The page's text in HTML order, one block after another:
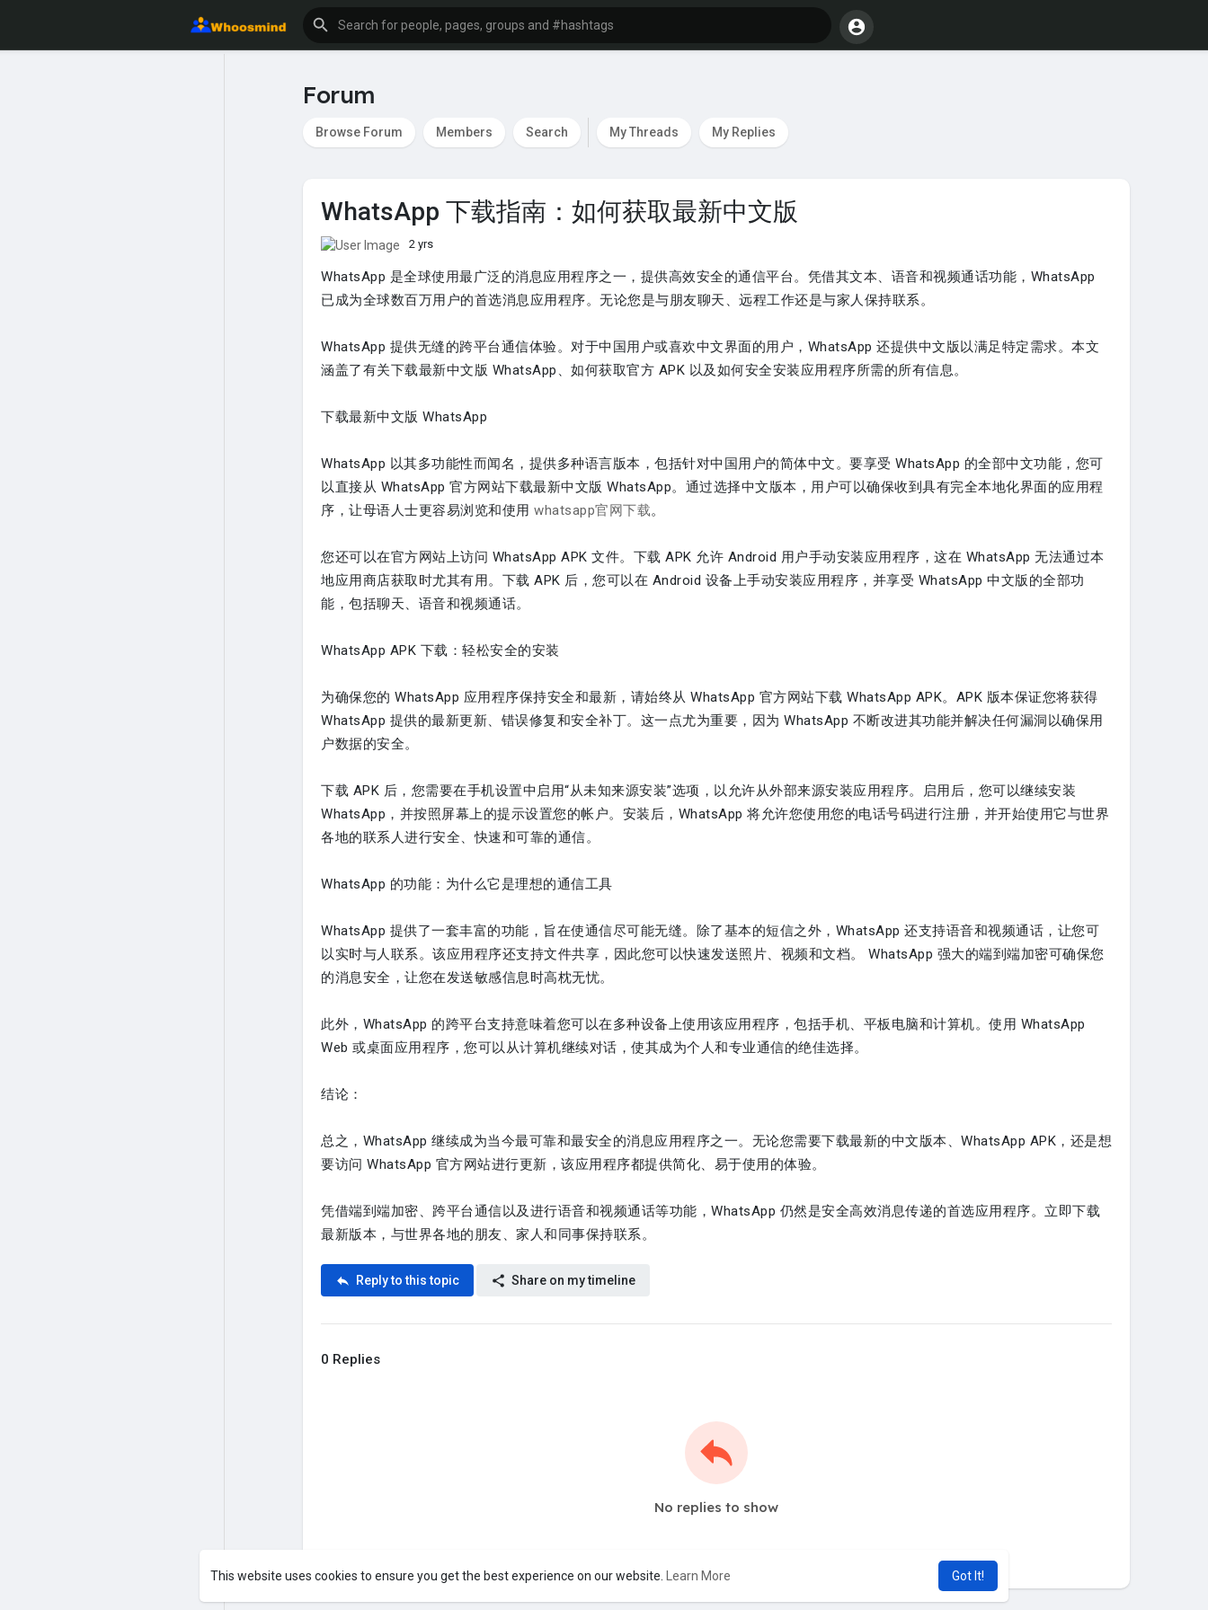
This website uses cookies to ensure you get the best experience on our website. Learn More Got It!
Forum
Browse Forum Members Search My Threads My Replies
WhatsApp 下载指南：如何获取最新中文版
2 yrs
WhatsApp 是全球使用最广泛的消息应用程序之一，提供高效安全的通信平台。凭借其文本、语音和视频通话功能，WhatsApp
已成为全球数百万用户的首选消息应用程序。无论您是与朋友聊天、远程工作还是与家人保持联系。
WhatsApp 提供无缝的跨平台通信体验。对于中国用户或喜欢中文界面的用户，WhatsApp 还提供中文版以满足特定需求。本文
涵盖了有关下载最新中文版 WhatsApp、如何获取官方 APK 以及如何安全安装应用程序所需的所有信息。
下载最新中文版 WhatsApp
WhatsApp 以其多功能性而闻名，提供多种语言版本，包括针对中国用户的简体中文。要享受 WhatsApp 的全部中文功能，您可
以直接从 WhatsApp 官方网站下载最新中文版 WhatsApp。通过选择中文版本，用户可以确保收到具有完全本地化界面的应用程
序，让母语人士更容易浏览和使用 whatsapp官网下载。
您还可以在官方网站上访问 WhatsApp APK 文件。下载 APK 允许 Android 用户手动安装应用程序，这在 WhatsApp 无法通过本
地应用商店获取时尤其有用。下载 APK 后，您可以在 Android 设备上手动安装应用程序，并享受 WhatsApp 中文版的全部功
能，包括聊天、语音和视频通话。
WhatsApp APK 下载：轻松安全的安装
为确保您的 WhatsApp 应用程序保持安全和最新，请始终从 WhatsApp 官方网站下载 WhatsApp APK。APK 版本保证您将获得
WhatsApp 提供的最新更新、错误修复和安全补丁。这一点尤为重要，因为 WhatsApp 不断改进其功能并解决任何漏洞以确保用
户数据的安全。
下载 APK 后，您需要在手机设置中启用“从未知来源安装”选项，以允许从外部来源安装应用程序。启用后，您可以继续安装
WhatsApp，并按照屏幕上的提示设置您的帐户。安装后，WhatsApp 将允许您使用您的电话号码进行注册，并开始使用它与世界
各地的联系人进行安全、快速和可靠的通信。
WhatsApp 的功能：为什么它是理想的通信工具
WhatsApp 提供了一套丰富的功能，旨在使通信尽可能无缝。除了基本的短信之外，WhatsApp 还支持语音和视频通话，让您可
以实时与人联系。该应用程序还支持文件共享，因此您可以快速发送照片、视频和文档。 WhatsApp 强大的端到端加密可确保您
的消息安全，让您在发送敏感信息时高枕无忧。
此外，WhatsApp 的跨平台支持意味着您可以在多种设备上使用该应用程序，包括手机、平板电脑和计算机。使用 WhatsApp
Web 或桌面应用程序，您可以从计算机继续对话，使其成为个人和专业通信的绝佳选择。
结论：
总之，WhatsApp 继续成为当今最可靠和最安全的消息应用程序之一。无论您需要下载最新的中文版本、WhatsApp APK，还是想
要访问 WhatsApp 官方网站进行更新，该应用程序都提供简化、易于使用的体验。
凭借端到端加密、跨平台通信以及进行语音和视频通话等功能，WhatsApp 仍然是安全高效消息传递的首选应用程序。立即下载
最新版本，与世界各地的朋友、家人和同事保持联系。
Reply to this topic Share on my timeline
0 Replies
No replies to show